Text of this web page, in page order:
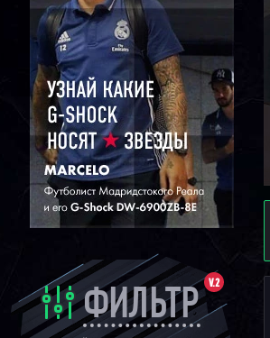
V.2
ФИЛЬТР